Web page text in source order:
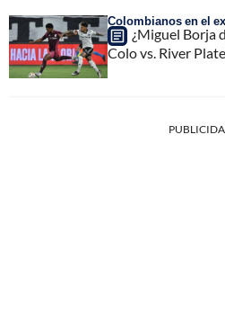
Colombianos en el
¿Miguel Borja
Colo vs. River